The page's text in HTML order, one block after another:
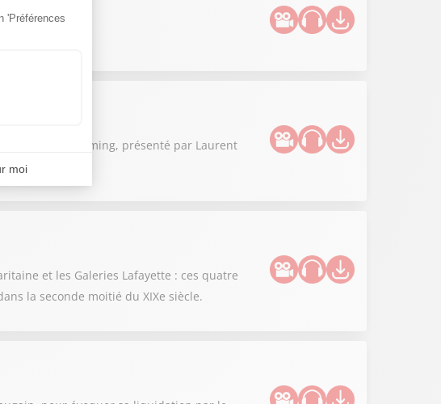
TF1
du gaming, présenté par Laurent
et les Galeries Lafayette : ces quatre
la seconde moitié du XIXe siècle.